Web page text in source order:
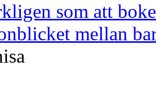
som att
mellan